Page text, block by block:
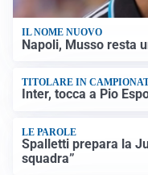
IL NOME NUOVO
Napoli, Musso resta
TITOLARE IN
Inter, tocca a Pio
LE PAROLE
Spalletti prepara la
squadra”